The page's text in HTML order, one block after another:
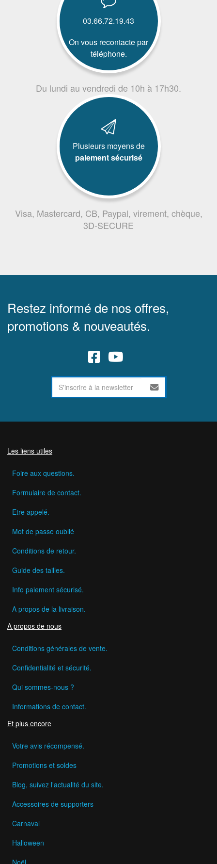
03.66.72.19.43
On vous recontacte par
téléphone.
Du lundi au vendredi de 10h à 17h30.
Plusieurs moyens de
paiement sécurisé
Visa, Mastercard, CB, Paypal, virement, chèque,
3D-SECURE
Restez informé de nos offres,
promotions & nouveautés.
Les liens utiles
Foire aux questions.
Formulaire de contact.
Etre appelé.
Mot de passe oublié
Conditions de retour.
Guide des tailles.
Info paiement sécurisé.
A propos de la livraison.
A propos de nous
Conditions générales de vente.
Confidentialité et sécurité.
Qui sommes-nous ?
Informations de contact.
Et plus encore
Votre avis récompensé.
Promotions et soldes
Blog, suivez l'actualité du site.
Accessoires de supporters
Carnaval
Halloween
Noël